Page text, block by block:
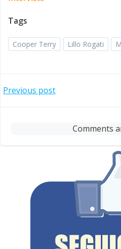
Tags
Cooper Terry Lillo Rogati
Post
navigation
Previous post
Comments